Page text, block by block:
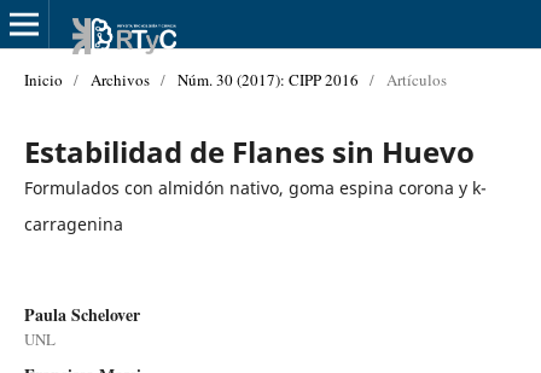
Inicio / Archivos / Núm. 30 (2017): CIPP 2016 / Artículos
Estabilidad de Flanes sin Huevo
Formulados con almidón nativo, goma espina corona y k-
carragenina
Paula Schelover
UNL